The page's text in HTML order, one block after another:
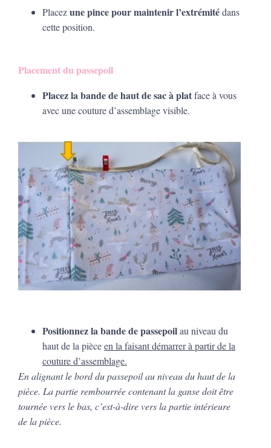
Placezune pince pour maintenir l’extrémitédans
cette position.
Placement du passepoil
Placez la bande de haut de sac à platface à vous
avec une couture d’assemblage visible.
Positionnez la bande de passepoilau niveau du
haut de la pièceen la faisant démarrer à partir de la
couture d’assemblage.
En alignant le bord du passepoil au niveau du haut de la
pièce. La partie rembourrée contenant la ganse doit être
tournée vers le bas, c’est-à-dire vers la partie intérieure
de la pièce.